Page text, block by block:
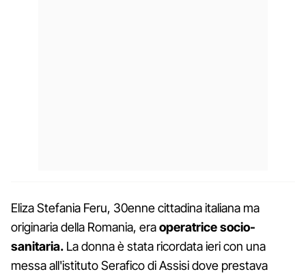
Eliza Stefania Feru, 30enne cittadina italiana ma
originaria della Romania, eraoperatrice socio-
sanitaria. La donna è stata ricordata ieri con una
messa all'istituto Serafico di Assisi dove prestava